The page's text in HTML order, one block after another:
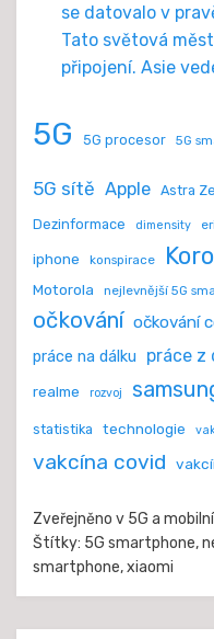
se datovalo v
Tato světová
připojení. Asie
5G 5G procesor 5G
5G sítě Apple Astra
Dezinformace dimensity
iphone konspirace
Motorola nejlevnější 5G
očkování očkování
práce na dálku práce z
realme rozvoj
statistika technologie
vakcína covid
Zveřejněno v 5G a
Štítky: 5G smartphone,
smartphone,xiaomi